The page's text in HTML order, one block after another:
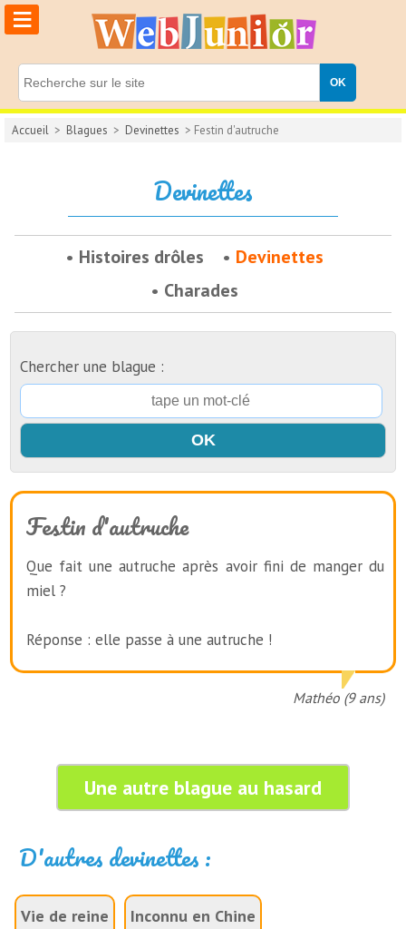
≡
Accueil > Blagues > Devinettes > Festin d'autruche
Devinettes
Histoires drôles
Devinettes
Charades
Chercher une blague :
Festin d'autruche
Que fait une autruche après avoir fini de manger du
miel ?
Réponse : elle passe à une autruche !
Mathéo (9 ans)
Une autre blague au hasard
D'autres devinettes :
Vie de reine Inconnu en Chine